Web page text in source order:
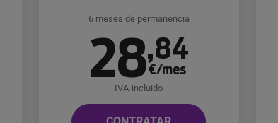
6 meses de permanencia
28,84
€/mes
IVA incluido